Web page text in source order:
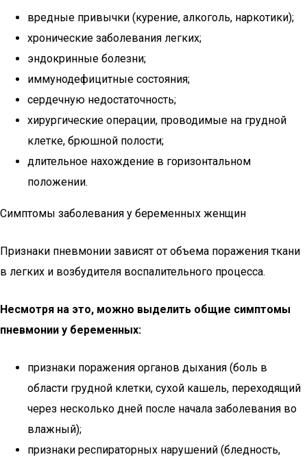
вредные привычки (курение, алкоголь, наркотики);
хронические заболевания легких;
эндокринные болезни;
иммунодефицитные состояния;
сердечную недостаточность;
хирургические операции, проводимые на грудной
клетке, брюшной полости;
длительное нахождение в горизонтальном
положении.
Симптомы заболевания у беременных женщин
Признаки пневмонии зависят от объема поражения ткани
в легких и возбудителя воспалительного процесса.
Несмотря на это, можно выделить общие симптомы
пневмонии у беременных:
признаки поражения органов дыхания (боль в
области грудной клетки, сухой кашель, переходящий
через несколько дней после начала заболевания во
влажный);
признаки респираторных нарушений (бледность,